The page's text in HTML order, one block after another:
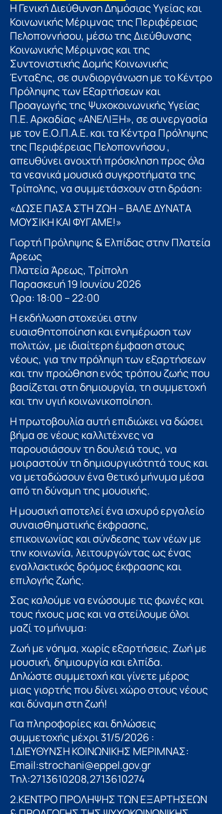
Η Γενική Διεύθυνση Δημόσιας Υγείας και
Κοινωνικής Μέριμνας της Περιφέρειας
Πελοποννήσου, μέσω της Διεύθυνσης
Κοινωνικής Μέριμνας και της
Συντονιστικής Δομής Κοινωνικής
Ένταξης, σε συνδιοργάνωση με το Κέντρο
Πρόληψης των Εξαρτήσεων και
Προαγωγής της Ψυχοκοινωνικής Υγείας
Π.Ε. Αρκαδίας «ΑΝΕΛΙΞΗ», σε συνεργασία
με τον Ε.Ο.Π.Α.Ε. και τα Κέντρα Πρόληψης
της Περιφέρειας Πελοποννήσου ,
απευθύνει ανοιχτή πρόσκληση προς όλα
τα νεανικά μουσικά συγκροτήματα της
Τρίπολης, να συμμετάσχουν στη δράση:
«ΔΩΣΕ ΠΑΣΑ ΣΤΗ ΖΩΗ – ΒΑΛΕ ΔΥΝΑΤΑ
ΜΟΥΣΙΚΗ ΚΑΙ ΦΥΓΑΜΕ!»
Γιορτή Πρόληψης & Ελπίδας στην Πλατεία
Άρεως
Πλατεία Άρεως, Τρίπολη
Παρασκευή 19 Ιουνίου 2026
Ώρα: 18:00 – 22:00
Η εκδήλωση στοχεύει στην
ευαισθητοποίηση και ενημέρωση των
πολιτών, με ιδιαίτερη έμφαση στους
νέους, για την πρόληψη των εξαρτήσεων
και την προώθηση ενός τρόπου ζωής που
βασίζεται στη δημιουργία, τη συμμετοχή
και την υγιή κοινωνικοποίηση.
Η πρωτοβουλία αυτή επιδιώκει να δώσει
βήμα σε νέους καλλιτέχνες να
παρουσιάσουν τη δουλειά τους, να
μοιραστούν τη δημιουργικότητά τους και
να μεταδώσουν ένα θετικό μήνυμα μέσα
από τη δύναμη της μουσικής.
Η μουσική αποτελεί ένα ισχυρό εργαλείο
συναισθηματικής έκφρασης,
επικοινωνίας και σύνδεσης των νέων με
την κοινωνία, λειτουργώντας ως ένας
εναλλακτικός δρόμος έκφρασης και
επιλογής ζωής.
Σας καλούμε να ενώσουμε τις φωνές και
τους ήχους μας και να στείλουμε όλοι
μαζί το μήνυμα:
Ζωή με νόημα, χωρίς εξαρτήσεις. Ζωή με
μουσική, δημιουργία και ελπίδα.
Δηλώστε συμμετοχή και γίνετε μέρος
μιας γιορτής που δίνει χώρο στους νέους
και δύναμη στη ζωή!
Για πληροφορίες και δηλώσεις
συμμετοχής μέχρι 31/5/2026 :
1.ΔΙΕΥΘΥΝΣΗ ΚΟΙΝΩΝΙΚΗΣ ΜΕΡΙΜΝΑΣ:
Email:strochani@eppel.gov.gr
Τηλ:2713610208,2713610274
2.ΚΕΝΤΡΟ ΠΡΟΛΗΨΗΣ ΤΩΝ ΕΞΑΡΤΗΣΕΩΝ